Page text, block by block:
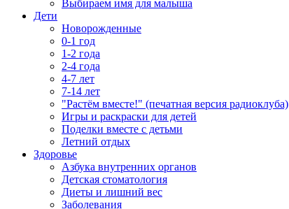
Выбираем имя для малыша
Дети
Новорожденные
0-1 год
1-2 года
2-4 года
4-7 лет
7-14 лет
"Растём вместе!" (печатная версия радиоклуба)
Игры и раскраски для детей
Поделки вместе с детьми
Летний отдых
Здоровье
Азбука внутренних органов
Детская стоматология
Диеты и лишний вес
Заболевания